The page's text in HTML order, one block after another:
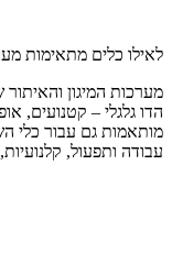
לאילו כלים מתאימות
מערכות המיגון
הדו גלגלי – קטנועים,
מותאמות גם עבור כלי
עבודה ותפעול,